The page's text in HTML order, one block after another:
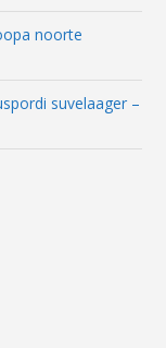
noorte
suvelaager –